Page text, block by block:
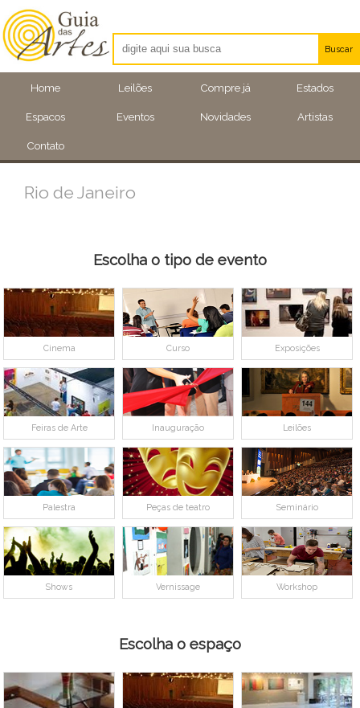
Home Leilões Compre já Estados
Espacos Eventos Novidades Artistas
Contato
Buscar
Artistas
Eventos
Rio de Janeiro
Escolha o tipo de evento
Cinema Curso Exposições
Feiras de Arte Inauguração Leilões
Palestra Peças de teatro Seminário
Shows Vernissage Workshop
Escolha o espaço